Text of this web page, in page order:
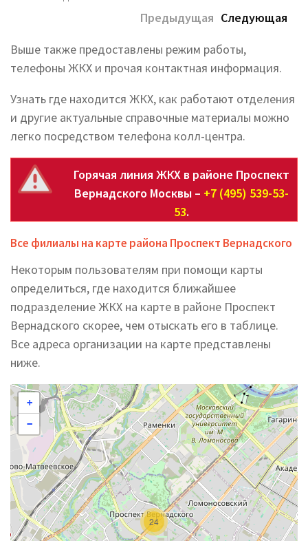
Предыдущая Следующая
Выше также предоставлены режим работы,
телефоны ЖКХ и прочая контактная информация.
Узнать где находится ЖКХ, как работают отделения
и другие актуальные справочные материалы можно
легко посредством телефона колл-центра.
Горячая линия ЖКХ в районе Проспект
Вернадского Москвы – +7 (495) 539-53-
53.
Все филиалы на карте района Проспект Вернадского
Некоторым пользователям при помощи карты
определиться, где находится ближайшее
подразделение ЖКХ на карте в районе Проспект
Вернадского скорее, чем отыскать его в таблице.
Все адреса организации на карте представлены
ниже.
24
+
−